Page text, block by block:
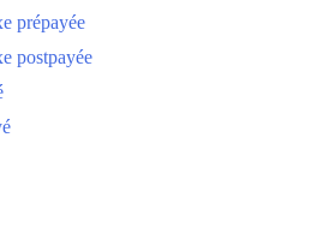
prépayée
postpayée